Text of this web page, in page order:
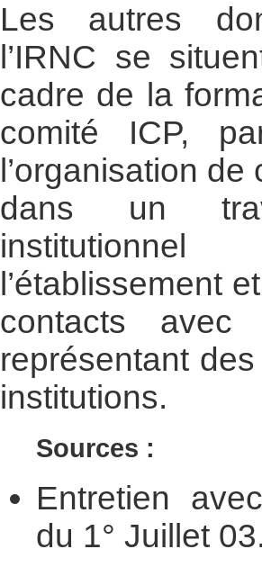
Les autres
l’IRNC se
cadre de la
comité ICP,
l’organisation
dans un
l’établissement
contacts avec
représentant
institutions.
Sources :
Entretien
du 1° Juillet